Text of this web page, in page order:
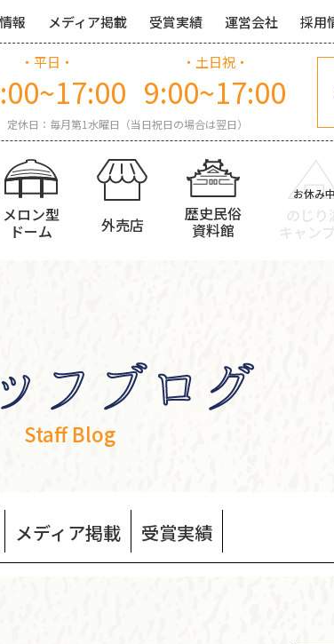
報 メディア掲載 受賞実績 運営会社 採用
・平日・ ・土日祝・
9:00~17:00
定休日：毎月第1水曜日（当日祝日の場合は翌日）
メロン型
ドーム 外売店
歴史民俗
資料館
のじり
キャン
Staff Blog
メディア掲載 受賞実績